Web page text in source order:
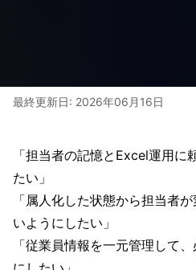
最終更新日: 2026年06月16日
「担当者の記憶とExcel運用に
たい」
「属人化した状態から担当者
いようにしたい」
「従業員情報を一元管理して